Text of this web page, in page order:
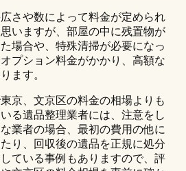
さや数によって料金が定められ
いますが、部屋の中に残置物が
場合や、特殊清掃が必要になっ
プション料金がかかり、高額な
ます。
京、文京区の料金の相場よりも
る遺品整理業者には、注意をし
業者の場合、最初の費用の他に
り、回収後の遺品を正規に処分
ている事例もありますので、評